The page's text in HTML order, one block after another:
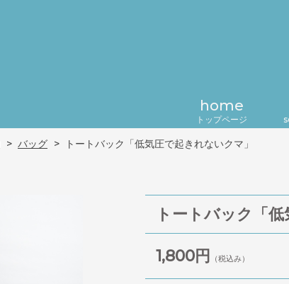
home
トップページ
バッグ トートバック「低気圧で起きれないクマ」
トートバック「
1,800円 （税込み）